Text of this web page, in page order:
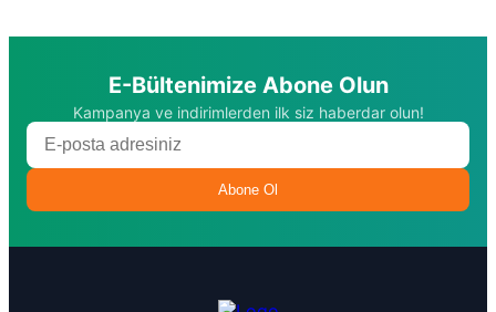
E-Bültenimize Abone Olun
Kampanya ve indirimlerden ilk siz haberdar olun!
Abone Ol